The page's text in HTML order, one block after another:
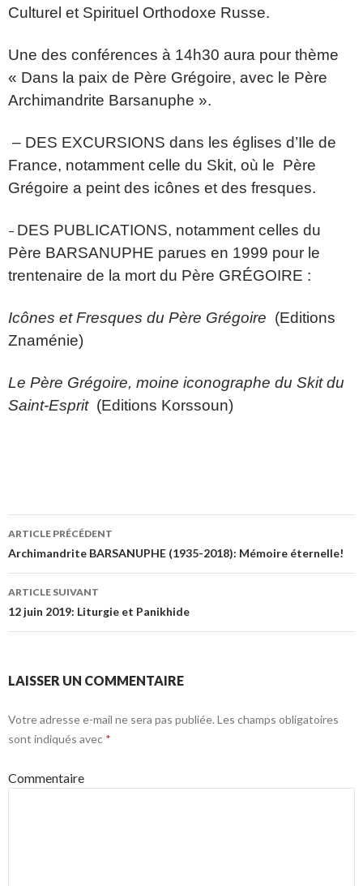
Culturel et Spirituel Orthodoxe Russe.
Une des conférences à 14h30 aura pour thème
« Dans la paix de Père Grégoire, avec le Père
Archimandrite Barsanuphe ».
– DES EXCURSIONS dans les églises d’Ile de
France, notamment celle du Skit, où le Père
Grégoire a peint des icônes et des fresques.
– DES PUBLICATIONS, notamment celles du
Père BARSANUPHE parues en 1999 pour le
trentenaire de la mort du Père GRÉGOIRE :
Icônes et Fresques du Père Grégoire (Editions
Znaménie)
Le Père Grégoire, moine iconographe du Skit du
Saint-Esprit(Editions Korssoun)
Navigation
des
articles
ARTICLE PRÉCÉDENT
Archimandrite BARSANUPHE (1935-2018): Mémoire éternelle!
ARTICLE SUIVANT
12 juin 2019: Liturgie et Panikhide
LAISSER UN COMMENTAIRE
Votre adresse e-mail ne sera pas publiée. Les champs obligatoires
sont indiqués avec *
Commentaire